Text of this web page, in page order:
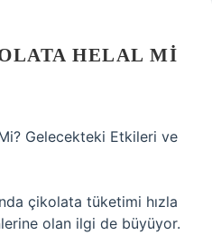
HELAL MI
Gelecekteki Etkileri ve
çikolata tüketimi hızla
olan ilgi de büyüyor.